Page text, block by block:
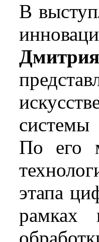
В
системы
По его
этапа
рамках